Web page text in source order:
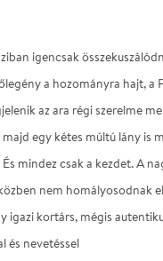
igencsak
a hozományra hajt, a
az ara régi szerelme
egy kétes múltú lány is
mindez csak a kezdet. A
nem homályosodnak
igazi kortárs, mégis
és nevetéssel